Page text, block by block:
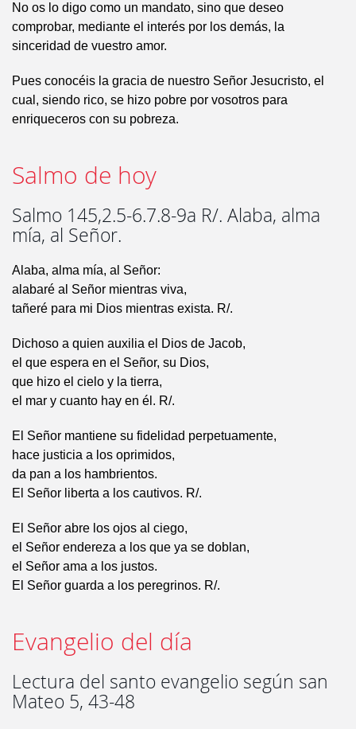
No os lo digo como un mandato, sino que deseo
comprobar, mediante el interés por los demás, la
sinceridad de vuestro amor.
Pues conocéis la gracia de nuestro Señor Jesucristo, el
cual, siendo rico, se hizo pobre por vosotros para
enriqueceros con su pobreza.
Salmo de hoy
Salmo 145,2.5-6.7.8-9a R/. Alaba, alma
mía, al Señor.
Alaba, alma mía, al Señor:
alabaré al Señor mientras viva,
tañeré para mi Dios mientras exista. R/.
Dichoso a quien auxilia el Dios de Jacob,
el que espera en el Señor, su Dios,
que hizo el cielo y la tierra,
el mar y cuanto hay en él. R/.
El Señor mantiene su fidelidad perpetuamente,
hace justicia a los oprimidos,
da pan a los hambrientos.
El Señor liberta a los cautivos. R/.
El Señor abre los ojos al ciego,
el Señor endereza a los que ya se doblan,
el Señor ama a los justos.
El Señor guarda a los peregrinos. R/.
Evangelio del día
Lectura del santo evangelio según san
Mateo 5, 43-48